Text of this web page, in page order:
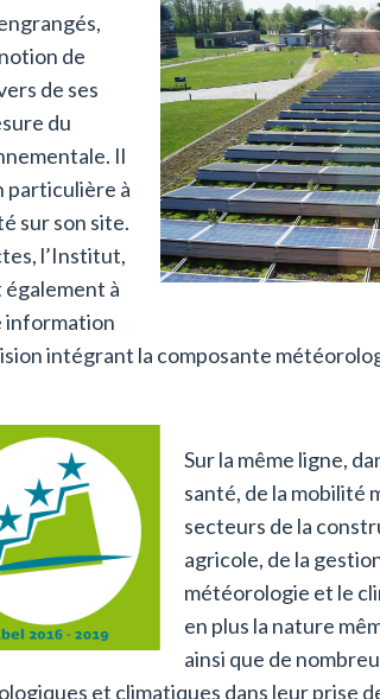
de
de ses
du
Il
particulière à
sur son site.
l’Institut,
également à
information
intégrant la composante
Sur la même ligne,
santé, de la mobilité
secteurs de la
agricole, de la
météorologie et le
en plus la nature
ainsi que de
et climatiques dans leur prise